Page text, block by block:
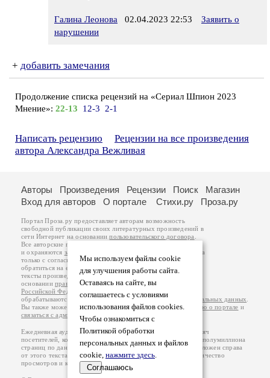
Галина Леонова 02.04.2023 22:53
Заявить о
нарушении
+ добавить замечания
Продолжение списка рецензий на «Сериал Шпион 2023
Мнение»: 22-13 12-3 2-1
Написать рецензию
Рецензии на все произведения
автора Александра Вежливая
Мы используем файлы cookie
для улучшения работы сайта.
Оставаясь на сайте, вы
соглашаетесь с условиями
использования файлов cookies.
Чтобы ознакомиться с
Политикой обработки
персональных данных и файлов
cookie, нажмите здесь.
Соглашаюсь
Авторы Произведения Рецензии Поиск
Магазин
Вход для авторов
О портале Стихи.ру Проза.ру
Портал Проза.ру предоставляет авторам возможность
свободной публикации своих литературных произведений в
сети Интернет на основаниипользовательского договора
Все авторские права на произведения принадлежат авторам
и охраняются законом
. Перепечатка произведений возможна
только с согласия его автора, к которому вы можете
обратиться на его авторской странице. Ответственность за
тексты произведений авторы несут самостоятельно на
основанииправил публикацииизаконодательства
Российской Федерации
обрабатываются на основанииПолитики обработки персональных данных
Вы также можете посмотреть более подробнуюинформацию о портале и
связаться с администрацией
Ежедневная аудитория портала Проза.ру – порядка 100 тысяч
посетителей, которые в общей сумме просматривают более полумиллиона
страниц по данным счетчика посещаемости, который расположен справа
от этого текста. В каждой графе указано по две цифры: количество
просмотров и количество посетителей.